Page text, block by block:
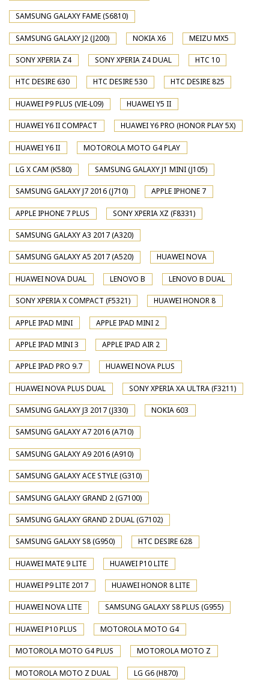
SAMSUNG GALAXY FAME (S6810)
SAMSUNG GALAXY J2 (J200) NOKIA X6 MEIZU MX5
SONY XPERIA Z4 SONY XPERIA Z4 DUAL HTC 10
HTC DESIRE 630 HTC DESIRE 530 HTC DESIRE 825
HUAWEI P9 PLUS (VIE-L09) HUAWEI Y5 II
HUAWEI Y6 II COMPACT HUAWEI Y6 PRO (HONOR PLAY 5X)
HUAWEI Y6 II MOTOROLA MOTO G4 PLAY
LG X CAM (K580) SAMSUNG GALAXY J1 MINI (J105)
SAMSUNG GALAXY J7 2016 (J710) APPLE IPHONE 7
APPLE IPHONE 7 PLUS SONY XPERIA XZ (F8331)
SAMSUNG GALAXY A3 2017 (A320)
SAMSUNG GALAXY A5 2017 (A520) HUAWEI NOVA
HUAWEI NOVA DUAL LENOVO B LENOVO B DUAL
SONY XPERIA X COMPACT (F5321) HUAWEI HONOR 8
APPLE IPAD MINI APPLE IPAD MINI 2
APPLE IPAD MINI 3 APPLE IPAD AIR 2
APPLE IPAD PRO 9.7 HUAWEI NOVA PLUS
HUAWEI NOVA PLUS DUAL SONY XPERIA XA ULTRA (F3211)
SAMSUNG GALAXY J3 2017 (J330) NOKIA 603
SAMSUNG GALAXY A7 2016 (A710)
SAMSUNG GALAXY A9 2016 (A910)
SAMSUNG GALAXY ACE STYLE (G310)
SAMSUNG GALAXY GRAND 2 (G7100)
SAMSUNG GALAXY GRAND 2 DUAL (G7102)
SAMSUNG GALAXY S8 (G950) HTC DESIRE 628
HUAWEI MATE 9 LITE HUAWEI P10 LITE
HUAWEI P9 LITE 2017 HUAWEI HONOR 8 LITE
HUAWEI NOVA LITE SAMSUNG GALAXY S8 PLUS (G955)
HUAWEI P10 PLUS MOTOROLA MOTO G4
MOTOROLA MOTO G4 PLUS MOTOROLA MOTO Z
MOTOROLA MOTO Z DUAL LG G6 (H870)